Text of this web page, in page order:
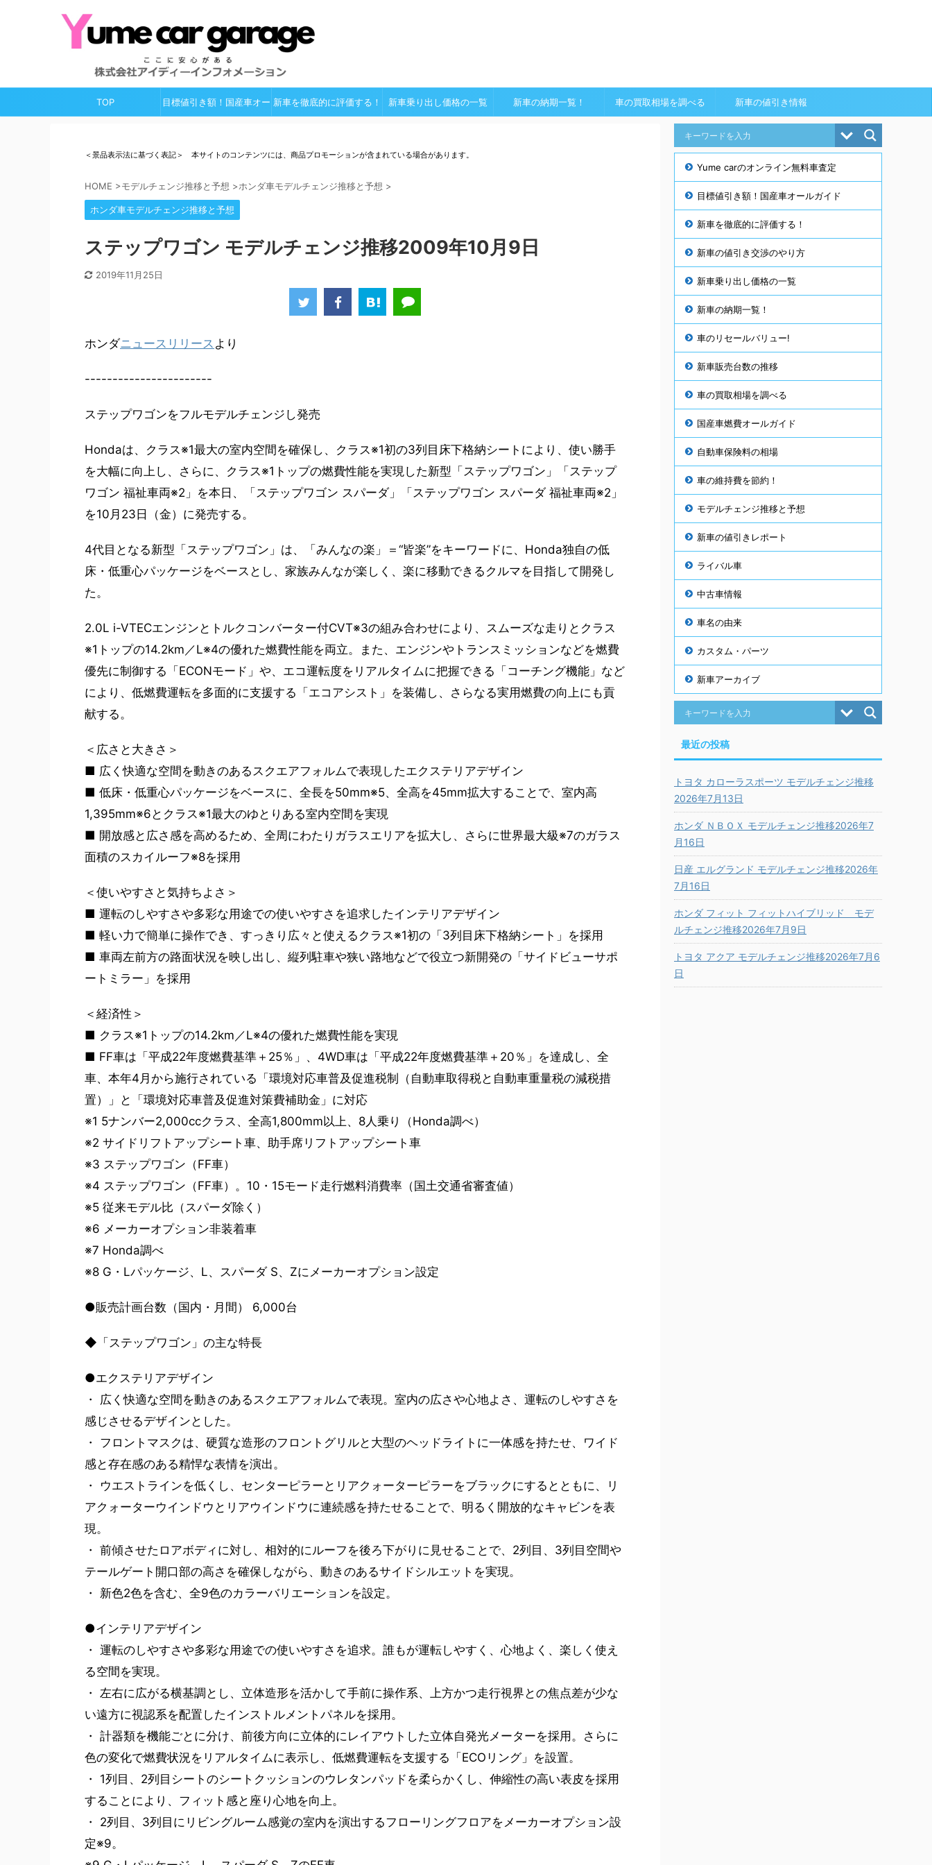
TOP 目標値引き額！国産車オー 新車を徹底的に評価する！ 新車乗り出し価格の一覧 新車の納期一覧！ 車の買取相場を調べる 新車の値引き情報
＜景品表示法に基づく表記＞ 本サイトのコンテンツには、商品プロモーションが含まれている場合があります。
HOME >モデルチェンジ推移と予想 >ホンダ車モデルチェンジ推移と予想 >
ホンダ車モデルチェンジ推移と予想
ステップワゴン モデルチェンジ推移2009年10月9日
2019年11月25日
ホンダニュースリリース より
-----------------------
ステップワゴンをフルモデルチェンジし発売
Hondaは、クラス※1最大の室内空間を確保し、クラス※1初の3列目床下格納シートにより、使い勝手
を大幅に向上し、さらに、クラス※1トップの燃費性能を実現した新型「ステップワゴン」「ステップ
ワゴン 福祉車両※2」を本日、「ステップワゴン スパーダ」「ステップワゴン スパーダ 福祉車両※2」
を10月23日（金）に発売する。
4代目となる新型「ステップワゴン」は、「みんなの楽」＝“皆楽”をキーワードに、Honda独自の低
床・低重心パッケージをベースとし、家族みんなが楽しく、楽に移動できるクルマを目指して開発し
た。
2.0L i-VTECエンジンとトルクコンバーター付CVT※3の組み合わせにより、スムーズな走りとクラス
※1トップの14.2km／L※4の優れた燃費性能を両立。また、エンジンやトランスミッションなどを燃費
優先に制御する「ECONモード」や、エコ運転度をリアルタイムに把握できる「コーチング機能」など
により、低燃費運転を多面的に支援する「エコアシスト」を装備し、さらなる実用燃費の向上にも貢
献する。
＜広さと大きさ＞
■ 広く快適な空間を動きのあるスクエアフォルムで表現したエクステリアデザイン
■ 低床・低重心パッケージをベースに、全長を50mm※5、全高を45mm拡大することで、室内高
1,395mm※6とクラス※1最大のゆとりある室内空間を実現
■ 開放感と広さ感を高めるため、全周にわたりガラスエリアを拡大し、さらに世界最大級※7のガラス
面積のスカイルーフ※8を採用
＜使いやすさと気持ちよさ＞
■ 運転のしやすさや多彩な用途での使いやすさを追求したインテリアデザイン
■ 軽い力で簡単に操作でき、すっきり広々と使えるクラス※1初の「3列目床下格納シート」を採用
■ 車両左前方の路面状況を映し出し、縦列駐車や狭い路地などで役立つ新開発の「サイドビューサポ
ートミラー」を採用
＜経済性＞
■ クラス※1トップの14.2km／L※4の優れた燃費性能を実現
■ FF車は「平成22年度燃費基準＋25％」、4WD車は「平成22年度燃費基準＋20％」を達成し、全
車、本年4月から施行されている「環境対応車普及促進税制（自動車取得税と自動車重量税の減税措
置）」と「環境対応車普及促進対策費補助金」に対応
※1 5ナンバー2,000ccクラス、全高1,800mm以上、8人乗り（Honda調べ）
※2 サイドリフトアップシート車、助手席リフトアップシート車
※3 ステップワゴン（FF車）
※4 ステップワゴン（FF車）。10・15モード走行燃料消費率（国土交通省審査値）
※5 従来モデル比（スパーダ除く）
※6 メーカーオプション非装着車
※7 Honda調べ
※8 G・Lパッケージ、L、スパーダ S、Zにメーカーオプション設定
●販売計画台数（国内・月間） 6,000台
◆「ステップワゴン」の主な特長
●エクステリアデザイン
・ 広く快適な空間を動きのあるスクエアフォルムで表現。室内の広さや心地よさ、運転のしやすさを
感じさせるデザインとした。
・ フロントマスクは、硬質な造形のフロントグリルと大型のヘッドライトに一体感を持たせ、ワイド
感と存在感のある精悍な表情を演出。
・ ウエストラインを低くし、センターピラーとリアクォーターピラーをブラックにするとともに、リ
アクォーターウインドウとリアウインドウに連続感を持たせることで、明るく開放的なキャビンを表
現。
・ 前傾させたロアボディに対し、相対的にルーフを後ろ下がりに見せることで、2列目、3列目空間や
テールゲート開口部の高さを確保しながら、動きのあるサイドシルエットを実現。
・ 新色2色を含む、全9色のカラーバリエーションを設定。
●インテリアデザイン
・ 運転のしやすさや多彩な用途での使いやすさを追求。誰もが運転しやすく、心地よく、楽しく使え
る空間を実現。
・ 左右に広がる横基調とし、立体造形を活かして手前に操作系、上方かつ走行視界との焦点差が少な
い遠方に視認系を配置したインストルメントパネルを採用。
・ 計器類を機能ごとに分け、前後方向に立体的にレイアウトした立体自発光メーターを採用。さらに
色の変化で燃費状況をリアルタイムに表示し、低燃費運転を支援する「ECOリング」を設置。
・ 1列目、2列目シートのシートクッションのウレタンパッドを柔らかくし、伸縮性の高い表皮を採用
することにより、フィット感と座り心地を向上。
・ 2列目、3列目にリビングルーム感覚の室内を演出するフローリングフロアをメーカーオプション設
定※9。
Yume carのオンライン無料車査定
目標値引き額！国産車オールガイド
新車を徹底的に評価する！
新車の値引き交渉のやり方
新車乗り出し価格の一覧
新車の納期一覧！
車のリセールバリュー!
新車販売台数の推移
車の買取相場を調べる
国産車燃費オールガイド
自動車保険料の相場
車の維持費を節約！
モデルチェンジ推移と予想
新車の値引きレポート
ライバル車
中古車情報
車名の由来
カスタム・パーツ
新車アーカイブ
最近の投稿
トヨタ カローラスポーツ モデルチェンジ推移
2026年7月13日
ホンダ ＮＢＯＸ モデルチェンジ推移2026年7
月16日
日産 エルグランド モデルチェンジ推移2026年
7月16日
ホンダ フィット フィットハイブリッド モデ
ルチェンジ推移2026年7月9日
トヨタ アクア モデルチェンジ推移2026年7月6
日